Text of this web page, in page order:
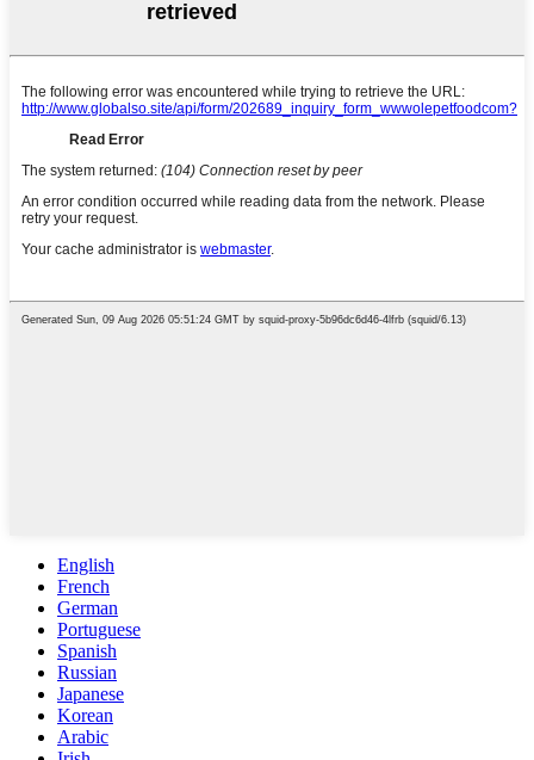
English
French
German
Portuguese
Spanish
Russian
Japanese
Korean
Arabic